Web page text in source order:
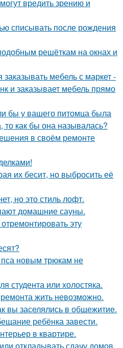
вредить зрению и
списывать после рождения
решёткам на окнах и
мебель с маркет -
и заказывает мебель прямо
бы у вашего питомца была
то как бы она называлась?
в своём ремонте
их бесит, но выбросить её
но это стиль лофт.
домашние сауны.
эту
пса новым трюкам не
студента или холостяка.
жить невозможно.
вы заселялись в общежитие.
ребёнка завести.
в квартире.